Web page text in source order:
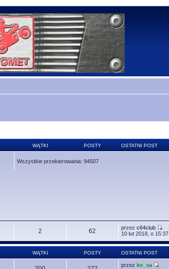
WĄTKI POSTY OSTATNI POST
Wszystkie przekierowania: 94507
2 62 przezc64club
10 lut 2018, o 15:37
WĄTKI POSTY OSTATNI POST
przezko_sa